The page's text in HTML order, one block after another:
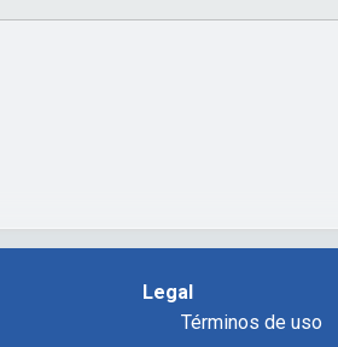
Legal
Términos de uso